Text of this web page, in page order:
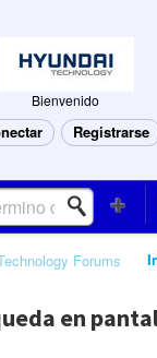
Bienvenido
Registrarse
Forums
en